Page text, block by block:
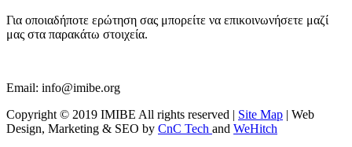
Για οποιαδήποτε ερώτηση σας μπορείτε να επικοινωνήσετε μαζί
μας στα παρακάτω στοιχεία.
Email: info@imibe.org
Copyright © 2019 IMIBE All rights reserved | Site Map | Web
Design, Marketing & SEO by CnC Tech and WeHitch